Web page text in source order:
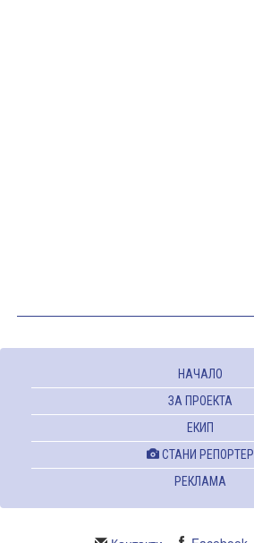
НАЧАЛО
ЗА ПРОЕКТА
ЕКИП
СТАНИ РЕПОРТЕР
РЕКЛАМА